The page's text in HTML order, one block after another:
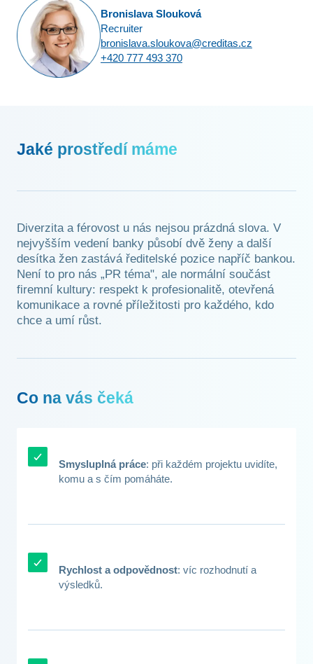
Bronislava Slouková
Recruiter
bronislava.sloukova@creditas.cz
+420 777 493 370
Jaké prostředí máme
Diverzita a férovost u nás nejsou prázdná slova. V
nejvyšším vedení banky působí dvě ženy a další
desítka žen zastává ředitelské pozice napříč bankou.
Není to pro nás „PR téma", ale normální součást
firemní kultury: respekt k profesionalitě, otevřená
komunikace a rovné příležitosti pro každého, kdo
chce a umí růst.
Co na vás čeká
Smysluplná práce: při každém projektu uvidíte,
komu a s čím pomáháte.
Rychlost a odpovědnost: víc rozhodnutí a
výsledků.